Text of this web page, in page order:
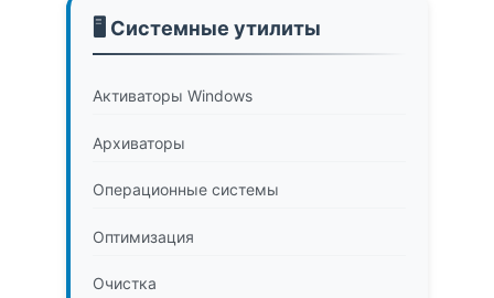
🖥️ Системные утилиты
Активаторы Windows
Архиваторы
Операционные системы
Оптимизация
Очистка